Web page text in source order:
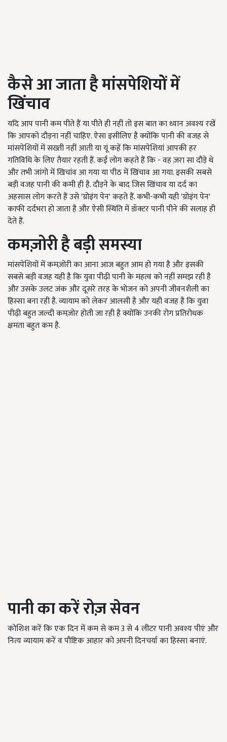
कैसे आ जाता है मांसपेशियों में
खिंचाव
यदि आप पानी कम पीते हैं या पीते ही नहीं तो इस बात का ध्यान अवश्य रखें
कि आपको दौड़ना नहीं चाहिए. ऐसा इसीलिए है क्योंकि पानी की वजह से
मांसपेशियों में सख्ती नहीं आती या यूं कहें कि मांसपेशियां आपकी हर
गतिविधि के लिए तैयार रहती हैं. कईं लोग कहते हैं कि - वह ज़रा सा दौड़े थे
और तभी जांगो में खिचांव आ गया या पीठ में खिंचाव आ गया. इसकी सबसे
बड़ी वजह पानी की कमी ही है. दौड़ने के बाद जिस खिंचाव या दर्द का
अहसास लोग करते हैं उसे 'ग्रोइंग पेन' कहते हैं. कभी-कभी यही 'ग्रोइंग पेन'
काफी दर्दभरा हो जाता है और ऐसी स्थिति में डॉक्टर पानी पीने की सलाह ही
देते हैं.
कमज़ोरी है बड़ी समस्या
मांसपेशियों में कमज़ोरी का आना आज बहुत आम हो गया है और इसकी
सबसे बड़ी वजह यही है कि युवा पीढ़ी पानी के महत्व को नहीं समझ रही है
और उसके उलट जंक और दूसरे तरह के भोजन को अपनी जीवनशैली का
हिस्सा बना रही है. व्यायाम को लेकर आलसी है और यही वजह है कि युवा
पीढ़ी बहुत जल्दी कमज़ोर होती जा रही है क्योंकि उनकी रोग प्रतिरोधक
क्षमता बहुत कम है.
पानी का करें रोज़ सेवन
कोशिश करें कि एक दिन में कम से कम 3 से 4 लीटर पानी अवश्य पीएं और
नित्य व्यायाम करें व पौष्टिक आहार को अपनी दिनचर्या का हिस्सा बनाएं.